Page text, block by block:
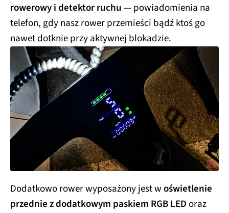
rowerowy i detektor ruchu— powiadomienia na
telefon, gdy nasz rower przemieści bądź ktoś go
nawet dotknie przy aktywnej blokadzie.
Dodatkowo rower wyposażony jest woświetlenie
przednie z dodatkowym paskiem RGB LEDoraz